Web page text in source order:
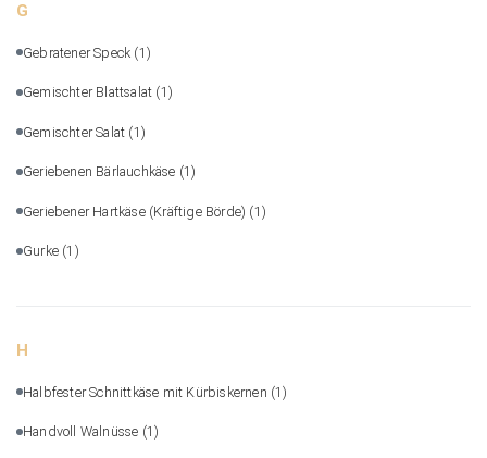
G
Gebratener Speck (1)
Gemischter Blattsalat (1)
Gemischter Salat (1)
Geriebenen Bärlauchkäse (1)
Geriebener Hartkäse (Kräftige Börde) (1)
Gurke (1)
H
Halbfester Schnittkäse mit Kürbiskernen (1)
Handvoll Walnüsse (1)